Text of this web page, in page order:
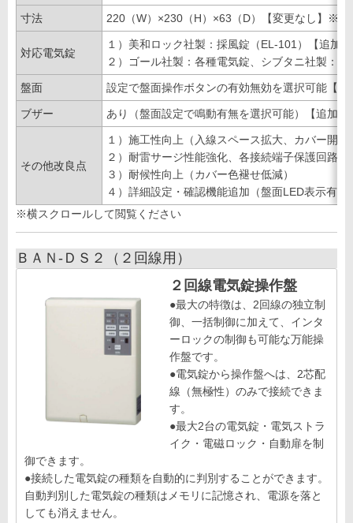
寸法 220（W）×230（H）×63（D）【変更なし】※
対応電気錠
１）美和ロック社製：採風錠（EL-101）【追加】
２）ゴール社製：各種電気錠、シブタニ社製：
盤面 設定で盤面操作ボタンの有効無効を選択可能【追
ブザー あり（盤面設定で鳴動有無を選択可能）【追加】
その他改良点
１）施工性向上（入線スペース拡大、カバー開閉
２）耐雷サージ性能強化、各接続端子保護回路強
３）耐候性向上（カバー色褪せ低減）
４）詳細設定・確認機能追加（盤面LED表示有
※横スクロールして閲覧ください
ＢＡＮ-ＤＳ２（２回線用）
２回線電気錠操作盤
●最大の特徴は、2回線の独立制
御、一括制御に加えて、インタ
ーロックの制御も可能な万能操
作盤です。
●電気錠から操作盤へは、2芯配
線（無極性）のみで接続できま
す。
●最大2台の電気錠・電気ストラ
イク・電磁ロック・自動扉を制
御できます。
●接続した電気錠の種類を自動的に判別することができます。
自動判別した電気錠の種類はメモリに記憶され、電源を落と
しても消えません。